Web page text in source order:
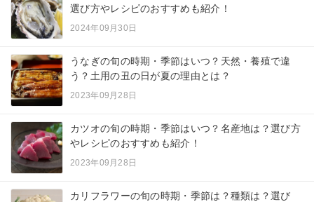
選び方やレシピのおすすめも紹介！
2024年09月30日
うなぎの旬の時期・季節はいつ？天然・養殖で違
う？土用の丑の日が夏の理由とは？
2023年09月28日
カツオの旬の時期・季節はいつ？名産地は？選び方
やレシピのおすすめも紹介！
2023年09月28日
カリフラワーの旬の時期・季節は？種類は？選び